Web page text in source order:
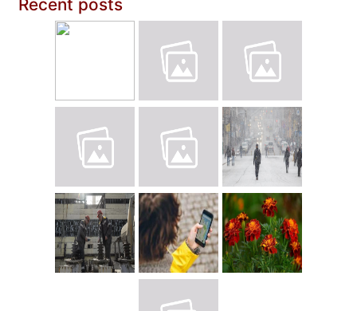
Recent posts